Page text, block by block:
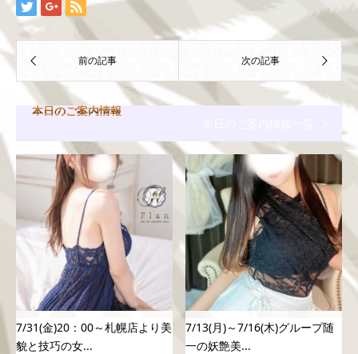
本日のご案内情報
7/31(金)20：00～札幌店より美
貌と技巧の女...
7/13(月)～7/16(木)グループ随
一の妖艶美...